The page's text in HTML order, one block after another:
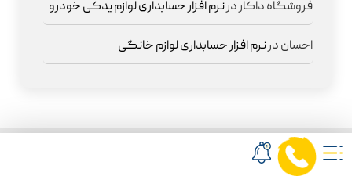
فروشگاه داکاردرنرم افزار حسابداری لوازم یدکی خودرو
احساندرنرم افزار حسابداری لوازم خانگی